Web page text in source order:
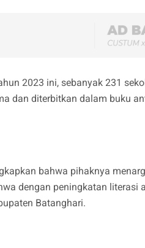
2023 ini, sebanyak 231
dan diterbitkan dalam buku
bahwa pihaknya
dengan peningkatan literasi
Batanghari.